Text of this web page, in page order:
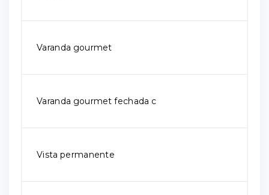
Varanda gourmet
Varanda gourmet fechada c
Vista permanente